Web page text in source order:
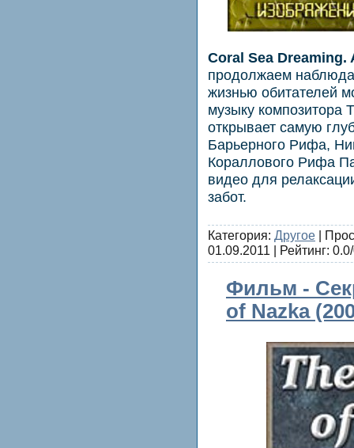
Coral Sea Dreaming.
продолжаем
жизнью обитателей
музыку
открывает самую
Барьерного Рифа,
Кораллового Рифа
видео для
забот.
Категория: Другое |
01.09.2011 | Рейтинг:
Фильм -
of Nazka